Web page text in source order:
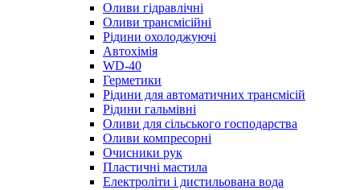
Оливи гідравлічні
Оливи трансмісійні
Рідини охолоджуючі
Автохімія
WD-40
Герметики
Рідини для автоматичних трансмісій
Рідини гальмівні
Оливи для сільського господарства
Оливи компресорні
Очисники рук
Пластичні мастила
Електроліти і дистильована вода